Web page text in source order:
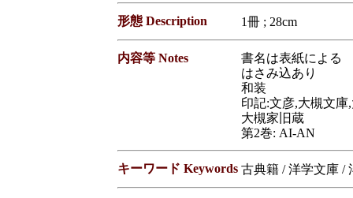
形態 Description 1冊 ; 28cm
内容等 Notes
書名は表紙による
はさみ込あり
和装
印記:文彦,大槻文庫
大槻家旧蔵
第2巻: AI-AN
キーワード Keywords 古典籍 / 洋学文庫 /